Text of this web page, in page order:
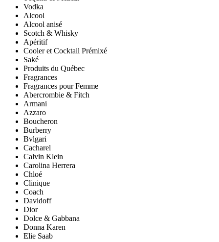
Vodka
Alcool
Alcool anisé
Scotch & Whisky
Apéritif
Cooler et Cocktail Prémixé
Saké
Produits du Québec
Fragrances
Fragrances pour Femme
Abercrombie & Fitch
Armani
Azzaro
Boucheron
Burberry
Bvlgari
Cacharel
Calvin Klein
Carolina Herrera
Chloé
Clinique
Coach
Davidoff
Dior
Dolce & Gabbana
Donna Karen
Elie Saab